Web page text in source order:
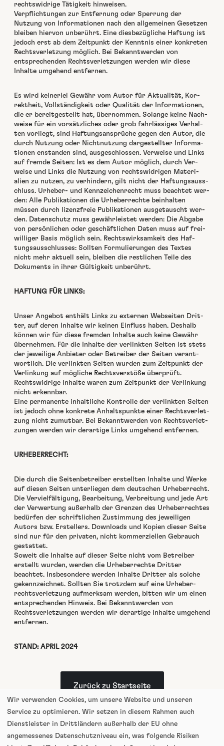
rechtswidrige Tätigkeit hin­weisen.
Verpflich­tun­gen zur Ent­fer­nung oder Sper­rung der
Nutzung von Infor­ma­tio­nen nach den all­ge­meinen Geset­zen
bleiben hier­von unberührt. Eine dies­bezügliche Haf­tung ist
jedoch erst ab dem Zeit­punkt der Ken­nt­nis ein­er konkreten
Rechtsver­let­zung möglich. Bei Bekan­ntwer­den von
entsprechen­den Rechtsver­let­zun­gen wer­den wir diese
Inhalte umge­hend ent­fer­nen.
Es wird kein­er­lei Gewähr vom Autor für Aktu­al­ität, Kor­
rek­theit, Voll­ständigkeit oder Qual­ität der Infor­ma­tio­nen,
die er bere­it­gestellt hat, über­nom­men. Solange keine Nach­
weise für ein vorsät­zlich­es oder grob fahrläs­siges Ver­hal­
ten vor­liegt, sind Haf­tungsansprüche gegen den Autor, die
durch Nutzung oder Nicht­nutzung dargestell­ter Infor­ma­
tio­nen enstanden sind, aus­geschlossen. Ver­weise und Links
auf fremde Seit­en: Ist es dem Autor möglich, durch Ver­
weise und Links die Nutzung von rechtswidri­gen Mate­ri­
alien zu nutzen, zu ver­hin­dern, gilt nicht der Haf­tungsauss­
chluss. Urhe­ber- und Kennze­ichen­recht muss beachtet wer­
den: Alle Pub­lika­tio­nen die Urhe­ber­rechte bein­hal­ten
müssen durch lizen­zfreie Pub­lika­tio­nen aus­ge­tauscht wer­
den. Daten­schutz muss gewährleis­tet wer­den: Die Abgabe
von per­sön­lichen oder geschäftlichen Dat­en muss auf frei­
williger Basis möglich sein. Rechtswirk­samkeit des Haf­
tungsauss­chlusses: Soll­ten For­mulierun­gen des Textes
nicht mehr aktuell sein, bleiben die restlichen Teile des
Doku­ments in ihrer Gültigkeit unberührt.
HAFTUNG FÜR LINKS:
Unser Ange­bot enthält Links zu exter­nen Web­seit­en Drit­
ter, auf deren Inhalte wir keinen Ein­fluss haben. Deshalb
kön­nen wir für diese frem­den Inhalte auch keine Gewähr
übernehmen. Für die Inhalte der ver­link­ten Seit­en ist stets
der jew­eilige Anbi­eter oder Betreiber der Seit­en ver­ant­
wortlich. Die ver­link­ten Seit­en wur­den zum Zeit­punkt der
Ver­linkung auf mögliche Rechtsver­stöße über­prüft.
Rechtswidrige Inhalte waren zum Zeit­punkt der Ver­linkung
nicht erkennbar.
Eine per­ma­nente inhaltliche Kon­trolle der ver­link­ten Seit­en
ist jedoch ohne konkrete Anhalt­spunk­te ein­er Rechtsver­let­
zung nicht zumut­bar. Bei Bekan­ntwer­den von Rechtsver­let­
zun­gen wer­den wir der­ar­tige Links umge­hend ent­fer­nen.
URHEBERRECHT:
Die durch die Seit­en­be­treiber erstell­ten Inhalte und Werke
auf diesen Seit­en unter­liegen dem deutschen Urhe­ber­recht.
Die Vervielfäl­ti­gung, Bear­beitung, Ver­bre­itung und jede Art
der Ver­w­er­tung außer­halb der Gren­zen des Urhe­ber­recht­es
bedür­fen der schriftlichen Zus­tim­mung des jew­eili­gen
Autors bzw. Erstellers. Down­loads und Kopi­en dieser Seite
sind nur für den pri­vat­en, nicht kom­merziellen Gebrauch
ges­tat­tet.
Soweit die Inhalte auf dieser Seite nicht vom Betreiber
erstellt wur­den, wer­den die Urhe­ber­rechte Drit­ter
beachtet. Ins­beson­dere wer­den Inhalte Drit­ter als solche
gekennze­ich­net. Soll­ten Sie trotz­dem auf eine Urhe­ber­
rechtsver­let­zung aufmerk­sam wer­den, bit­ten wir um einen
entsprechen­den Hin­weis. Bei Bekan­ntwer­den von
Rechtsver­let­zun­gen wer­den wir der­ar­tige Inhalte umge­hend
ent­fer­nen.
STAND: APRIL 2024
Zurück zu Start­seite
Wir verwenden Cookies, um unsere Website und unseren
Service zu optimieren. Wir setzen in diesem Rahmen auch
Dienstleister in Drittländern außerhalb der EU ohne
angemessenes Datenschutzniveau ein, was folgende Risiken